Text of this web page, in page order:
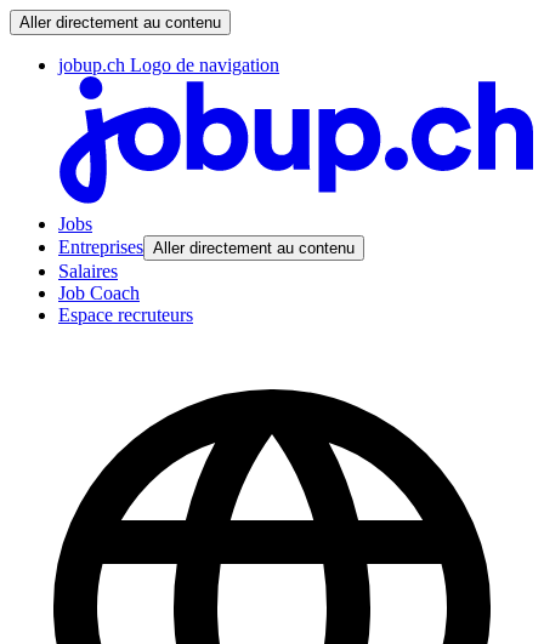
Aller directement au contenu
jobup.ch Logo de navigation
Jobs
Entreprises Aller directement au contenu
Salaires
Job Coach
Espace recruteurs